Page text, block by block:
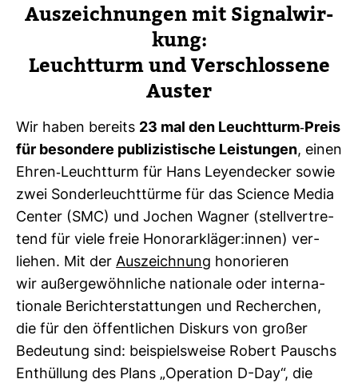
Aus­zeich­nungen mit Signal­wir­
kung:
Leucht­turm und Ver­schlos­sene
Auster
Wir haben bereits 23 mal den Leucht­turm-​Preis
für beson­dere publi­zis­ti­sche Leis­tungen, einen
Ehren-​​Leucht­turm für Hans Ley­en­de­cker sowie
zwei Son­der­leucht­türme für das Sci­ence Media
Center (SMC) und Jochen Wagner (stell­ver­tre­
tend für viele freie Hono­rar­kläger:innen) ver­
liehen. Mit der Aus­zeich­nung hono­rieren
wir außer­ge­wöhn­liche natio­nale oder inter­na­
tio­nale Bericht­erstat­tungen und Recher­chen,
die für den öffent­li­chen Dis­kurs von großer
Bedeu­tung sind: bei­spiels­weise Robert Pauschs
Ent­hül­lung des Plans „Ope­ra­tion D-Day“, die